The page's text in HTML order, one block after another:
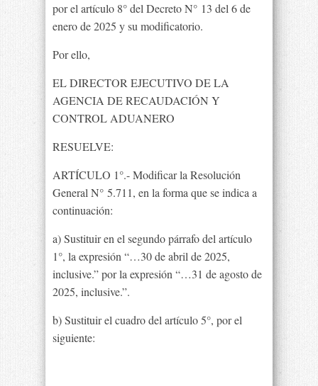
por el artículo 8° del Decreto N° 13 del 6 de
enero de 2025 y su modificatorio.
Por ello,
EL DIRECTOR EJECUTIVO DE LA
AGENCIA DE RECAUDACIÓN Y
CONTROL ADUANERO
RESUELVE:
ARTÍCULO 1°.- Modificar la Resolución
General N° 5.711, en la forma que se indica a
continuación:
a) Sustituir en el segundo párrafo del artículo
1°, la expresión “…30 de abril de 2025,
inclusive.” por la expresión “…31 de agosto de
2025, inclusive.”.
b) Sustituir el cuadro del artículo 5°, por el
siguiente: